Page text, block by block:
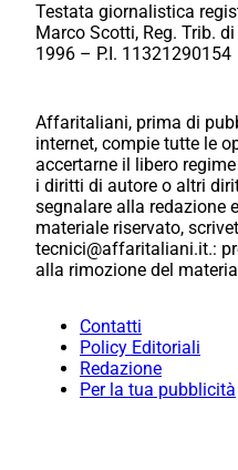
Testata giornalistica
Marco Scotti, Reg. Trib.
1996 – P.I. 11321290154
Affaritaliani, prima di
internet, compie tutte le
accertarne il libero
i diritti di autore o altri
segnalare alla redazione
materiale riservato,
tecnici@affaritaliani.it.:
alla rimozione del
Contatti
Policy Editoriali
Redazione
Per la tua pubblicità